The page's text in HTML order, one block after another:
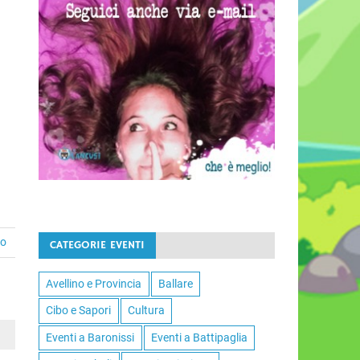
CATEGORIE EVENTI
Avellino e Provincia Ballare
Cibo e Sapori Cultura
Eventi a Baronissi Eventi a Battipaglia